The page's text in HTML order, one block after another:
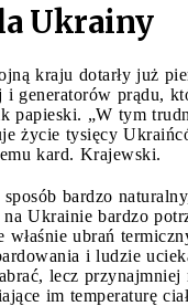
Ukrainy
kraju dotarły już
i generatorów prądu,
papieski. „W tym
życie tysięcy
kard. Krajewski.
bardzo
na Ukrainie bardzo
właśnie ubrań
i ludzie
lecz przynajmniej
im temperaturę